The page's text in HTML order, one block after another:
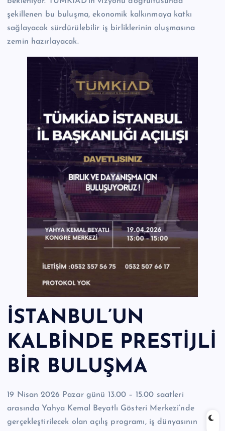
şekillenen bu buluşma, ekonomik kalkınmaya katkı
sağlayacak sürdürülebilir iş birliklerinin oluşmasına
zemin hazırlayacak.
İSTANBUL’UN
KALBİNDE PRESTİJLİ
BİR BULUŞMA
19 Nisan 2026 Pazar günü 13.00 – 15.00 saatleri
arasında Yahya Kemal Beyatlı Gösteri Merkezi’nde
gerçekleştirilecek olan açılış programı, iş dünyasının